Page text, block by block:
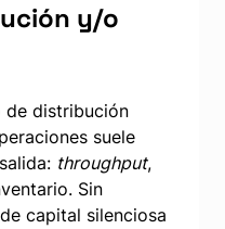
y/o
de distribución
suele
throughput,
Sin
capital silenciosa